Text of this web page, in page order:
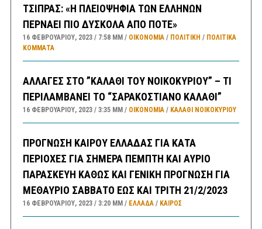
ΤΣΙΠΡΑΣ: «Η ΠΛΕΙΟΨΗΦΙΑ ΤΩΝ ΕΛΛΗΝΩΝ
ΠΕΡΝΑΕΙ ΠΙΟ ΔΥΣΚΟΛΑ ΑΠΟ ΠΟΤΕ»
16 ΦΕΒΡΟΥΑΡΊΟΥ, 2023 7:58 ΜΜ ΟΙΚΟΝΟΜΙΑ/ ΠΟΛΙΤΙΚΗ / ΠΟΛΙΤΙΚΆ
ΚΌΜΜΑΤΑ
ΑΛΛΑΓΕΣ ΣΤΟ ”ΚΑΛΑΘΙ ΤΟΥ ΝΟΙΚΟΚΥΡΙΟΥ” – ΤΙ
ΠΕΡΙΛΑΜΒΑΝΕΙ ΤΟ “ΣΑΡΑΚΟΣΤΙΑΝΟ ΚΑΛΑΘΙ”
16 ΦΕΒΡΟΥΑΡΊΟΥ, 2023 3:35 ΜΜ ΟΙΚΟΝΟΜΙΑ/ ΚΑΛΑΘΙ ΝΟΙΚΟΚΥΡΙΟΥ
ΠΡΟΓΝΩΣΗ ΚΑΙΡΟΥ ΕΛΛΑΔΑΣ ΓΙΑ ΚΑΤΑ
ΠΕΡΙΟΧΕΣ ΓΙΑ ΣΗΜΕΡΑ ΠΕΜΠΤΗ ΚΑΙ ΑΥΡΙΟ
ΠΑΡΑΣΚΕΥΗ ΚΑΘΩΣ ΚΑΙ ΓΕΝΙΚΗ ΠΡΟΓΝΩΣΗ ΓΙΑ
ΜΕΘΑΥΡΙΟ ΣΑΒΒΑΤΟ ΕΩΣ ΚΑΙ ΤΡΙΤΗ 21/2/2023
16 ΦΕΒΡΟΥΑΡΊΟΥ, 2023 3:20 ΜΜ ΕΛΛΑΔA/ ΚΑΙΡΌΣ